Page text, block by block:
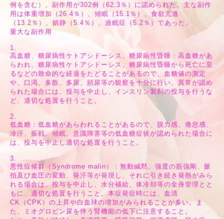
例を含む）、副作用が302例（62.3％）に認められた。主な副作
用は体重増加（26.4％）、傾眠（15.1％）、食欲亢進
（13.2％）、鎮静（5.4％）、過眠症（5.2％）であった。
重大な副作用
1.
高血糖、糖尿病性ケトアシドーシス、糖尿病性昏睡：高血糖があ
らわれ、糖尿病性ケトアシドーシス、糖尿病性昏睡から死亡に至
るなどの致命的な経過をたどることがあるので、血糖値の測定
や、口渇、多飲、多尿、頻尿等の観察を十分に行い、異常が認め
られた場合には、投与を中止し、インスリン製剤の投与を行うな
ど、適切な処置を行うこと。
2.
低血糖：低血糖があらわれることがあるので、脱力感、倦怠感、
冷汗、振戦、傾眠、意識障害等の低血糖症状が認められた場合に
は、投与を中止し適切な処置を行うこと。
3.
悪性症候群（Syndrome malin）：無動緘黙、強度の筋強剛、脈
拍及び血圧の変動、発汗等が発現し、それに引き続き発熱がみら
れる場合は、投与を中止し、水分補給、体冷却等の全身管理とと
もに、適切な処置を行うこと。本症発症時には、血清
CK（CPK）の上昇や白血球の増加がみられることが多い。ま
た、ミオグロビン尿を伴う腎機能の低下に注意すること。